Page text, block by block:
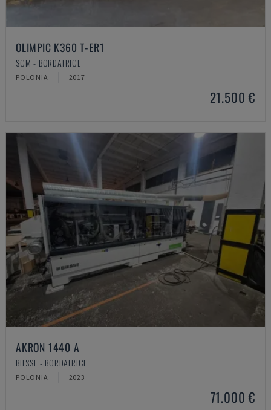
OLIMPIC K360 T-ER1
SCM - BORDATRICE
POLONIA 2017
21.500 €
AKRON 1440 A
BIESSE - BORDATRICE
POLONIA 2023
71.000 €